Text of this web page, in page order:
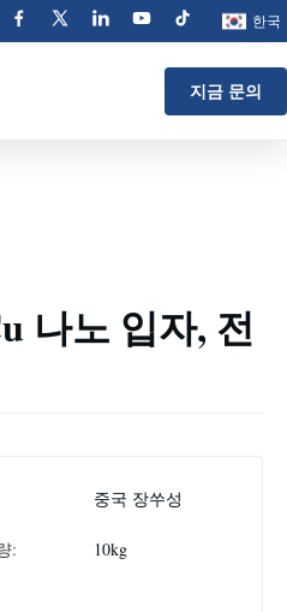
한국
지금 문의
나노 입자, 전
중국 장쑤성
: 10kg